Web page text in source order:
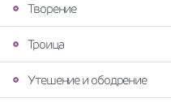
Творение
Троица
Утешение и ободрение